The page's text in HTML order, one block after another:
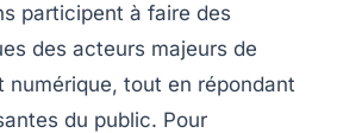
participent à faire des
des acteurs majeurs de
numérique, tout en répondant
du public. Pour